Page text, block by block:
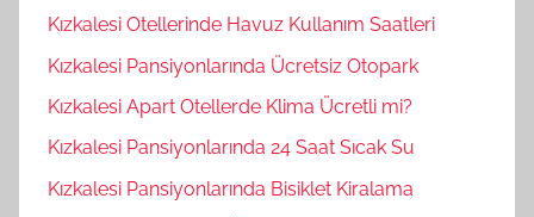
Kızkalesi Otellerinde Havuz Kullanım Saatleri
Kızkalesi Pansiyonlarında Ücretsiz Otopark
Kızkalesi Apart Otellerde Klima Ücretli mi?
Kızkalesi Pansiyonlarında 24 Saat Sıcak Su
Kızkalesi Pansiyonlarında Bisiklet Kiralama